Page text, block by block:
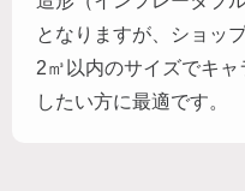
となりますが、ショッ
2㎥以内のサイズでキ
したい方に最適です。